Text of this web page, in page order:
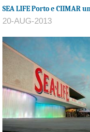
SEA LIFE Porto e CIIMAR
20-AUG-2013